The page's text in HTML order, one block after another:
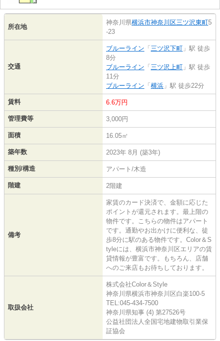
所在地
神奈川県横浜市神奈川区三ツ沢東町5
-23
交通
ブルーライン 「 三ツ沢下町 」駅 徒歩
8分
ブルーライン 「 三ツ沢上町 」駅 徒歩
11分
ブルーライン 「 横浜 」駅 徒歩22分
賃料 6.6万円
管理費等 3,000円
面積 16.05㎡
築年数 2023年 8月 (築3年)
種別/構造 アパート/木造
階建 2階建
備考
家賃のカード決済で、金額に応じた
ポイントが還元されます。最上階の
物件です。こちらの物件はアパート
です。通勤やお出かけに便利な、徒
歩8分に駅のある物件です。Color＆S
tyleには、横浜市神奈川区エリアの賃
貸情報が豊富です。もちろん、店舗
へのご来店もお待ちしております。
取扱会社
株式会社Color＆Style
神奈川県横浜市神奈川区白楽100-5
TEL:045-434-7500
神奈川県知事 (4) 第27526号
公益社団法人全国宅地建物取引業保
証協会